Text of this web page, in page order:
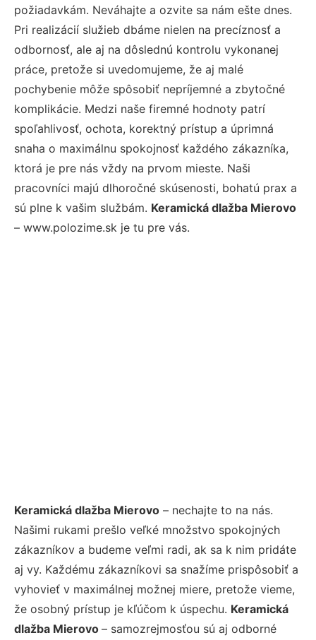
požiadavkám. Neváhajte a ozvite sa nám ešte dnes.
Pri realizácií služieb dbáme nielen na precíznosť a
odbornosť, ale aj na dôslednú kontrolu vykonanej
práce, pretože si uvedomujeme, že aj malé
pochybenie môže spôsobiť nepríjemné a zbytočné
komplikácie. Medzi naše firemné hodnoty patrí
spoľahlivosť, ochota, korektný prístup a úprimná
snaha o maximálnu spokojnosť každého zákazníka,
ktorá je pre nás vždy na prvom mieste. Naši
pracovníci majú dlhoročné skúsenosti, bohatú prax a
sú plne k vašim službám. Keramická dlažba Mierovo
– www.polozime.sk je tu pre vás.
Keramická dlažba Mierovo – nechajte to na nás.
Našimi rukami prešlo veľké množstvo spokojných
zákazníkov a budeme veľmi radi, ak sa k nim pridáte
aj vy. Každému zákazníkovi sa snažíme prispôsobiť a
vyhovieť v maximálnej možnej miere, pretože vieme,
že osobný prístup je kľúčom k úspechu. Keramická
dlažba Mierovo – samozrejmosťou sú aj odborné